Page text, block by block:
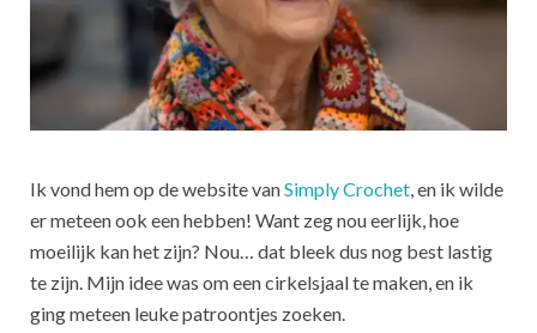
Ik vond hem op de website vanSimply Crochet, en ik wilde
er meteen ook een hebben! Want zeg nou eerlijk, hoe
moeilijk kan het zijn? Nou… dat bleek dus nog best lastig
te zijn. Mijn idee was om een cirkelsjaal te maken, en ik
ging meteen leuke patroontjes zoeken.